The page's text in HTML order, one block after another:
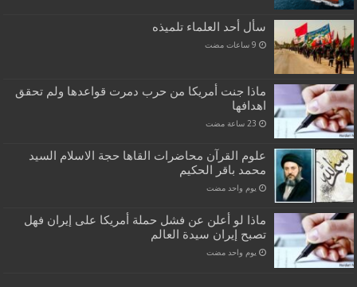
سأل أحد العلماء تلميذه
ماذا جنت أمريكا من حرب دمرت قواعدها ولم تحقق
اهدافها
علوم القرآن محاضرات القاها حجة الاسلام السيد
محمد باقر الحكيم
‏يوم واحد مضت
ماذا لو أعلن عن فشل حملة أمريكا على إيران فهل
تصبح إيران سيدة العالم
‏يوم واحد مضت